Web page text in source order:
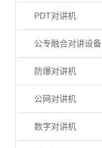
PDT对讲机
公专融合对讲设备
防爆对讲机
公网对讲机
数字对讲机